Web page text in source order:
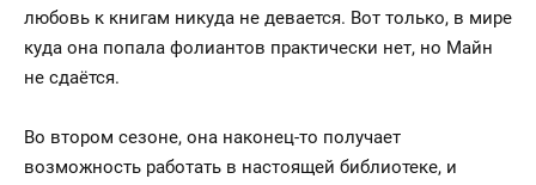
любовь к книгам никуда не девается. Вот только, в мире
куда она попала фолиантов практически нет, но Майн
не сдаётся.
Во втором сезоне, она наконец-то получает
возможность работать в настоящей библиотеке, и